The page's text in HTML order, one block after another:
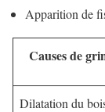
Apparition de
Causes de
Dilatation du